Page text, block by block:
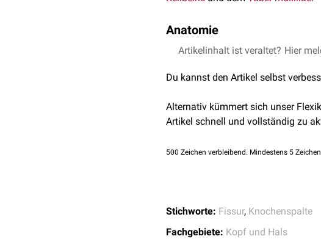
Anatomie
Die Fissura pterygomaxillaris läuft
lateral und oberflächlicher
Arteria maxillaris: Sie zieht
Nervus alveolaris superior
Artikelinhalt ist veraltet? Hier
Du kannst den Artikel selbst
Alternativ kümmert sich unser
Artikel schnell und vollständig zu
500 Zeichen verbleibend. Mindestens 5
Stichworte: Fissur, Knochenspalte
Fachgebiete: Kopf und Hals